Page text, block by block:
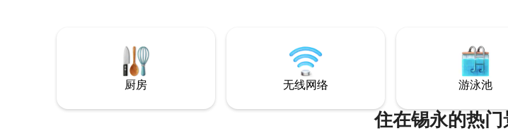
Montana、Veysonnaz、Anzère、
厨房 无线网络 游泳池
住在锡永的热